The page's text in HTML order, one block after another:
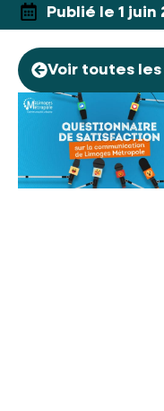
Publié le 1 juin
Voir toutes